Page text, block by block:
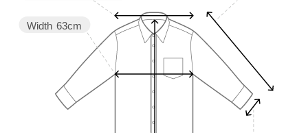
Width 63cm